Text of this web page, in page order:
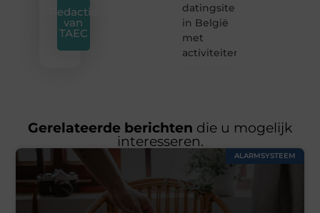
Redactie
van
TAEC
datingsite
in België
met
activiteiten
Gerelateerde berichten die u mogelijk
interesseren.
ALARMSYSTEEM